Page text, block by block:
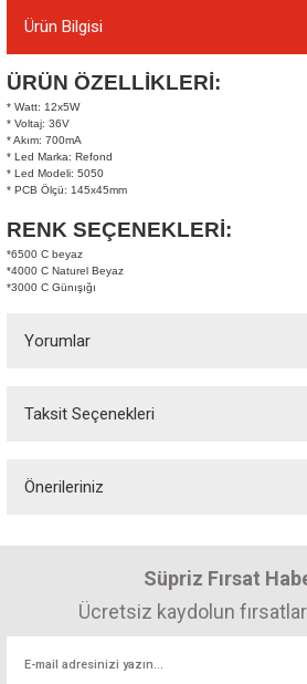
Ürün Bilgisi
ÜRÜN ÖZELLİKLERİ:
* Watt: 12x5W
* Voltaj: 36V
* Akım: 700mA
* Led Marka: Refond
* Led Modeli: 5050
* PCB Ölçü: 145x45mm
RENK SEÇENEKLERİ:
*6500 C beyaz
*4000 C Naturel Beyaz
*3000 C Günışığı
Yorumlar
Taksit Seçenekleri
Önerileriniz
Görüş ve önerileriniz için teşekkür ederiz.
Ürün resmi kalitesiz, bozuk veya
Süpriz Fırsat
Ücretsiz kaydolun